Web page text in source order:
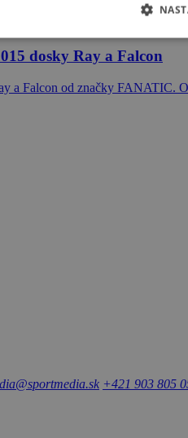
dosky Ray a Falcon
a Falcon od značky FANATIC.
+421 903 805